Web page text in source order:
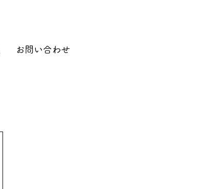
お問い合わせ